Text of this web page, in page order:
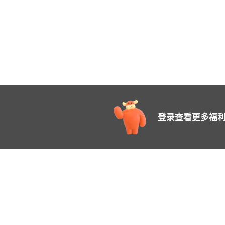
登录查看更多福